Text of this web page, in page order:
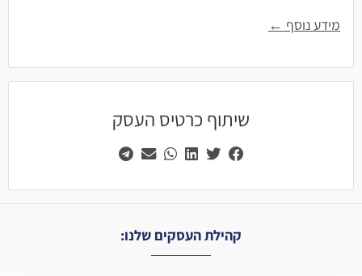
מידע נוסף ←
שיתוף כרטיס העסק
קהילת העסקים שלנו: